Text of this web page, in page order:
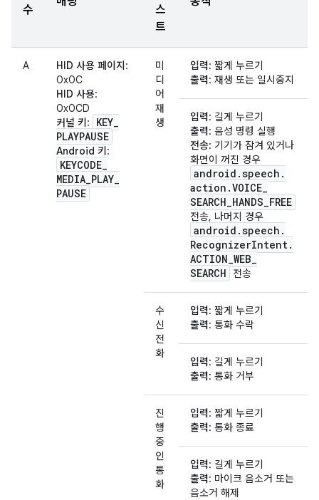
수
스
트
A HID 사용 페이지:
0x0C
HID 사용:
0x0CD
커널 키: KEY_
PLAYPAUSE
Android 키:
KEYCODE_
MEDIA_PLAY_
PAUSE
미
디
어
재
생
입력: 짧게 누르기
출력: 재생 또는 일시중지
입력: 길게 누르기
출력: 음성 명령 실행
전송: 기기가 잠겨 있거나
화면이 꺼진 경우
android .speech .
action .VOICE_
SEARCH_HANDS_FREE
전송, 나머지 경우
android .speech .
RecognizerIntent.
ACTION_WEB_
SEARCH
전송
수
신
전
화
입력: 짧게 누르기
출력: 통화 수락
입력: 길게 누르기
출력: 통화 거부
진
행
중
인
통
화
입력: 짧게 누르기
출력: 통화 종료
입력: 길게 누르기
출력: 마이크 음소거 또는
음소거 해제